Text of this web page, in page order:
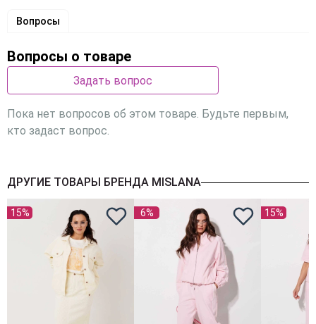
Вопросы
Вопросы о товаре
Задать вопрос
Пока нет вопросов об этом товаре. Будьте первым,
кто задаст вопрос.
ДРУГИЕ ТОВАРЫ БРЕНДА MISLANA
15% 6% 15%